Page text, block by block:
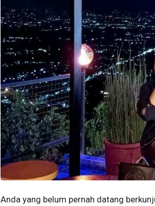
Anda yang belum pernah datang